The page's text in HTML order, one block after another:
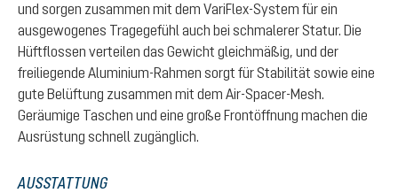
und sorgen zusammen mit dem VariFlex-System für ein
ausgewogenes Tragegefühl auch bei schmalerer Statur. Die
Hüftflossen verteilen das Gewicht gleichmäßig, und der
freiliegende Aluminium-Rahmen sorgt für Stabilität sowie eine
gute Belüftung zusammen mit dem Air-Spacer-Mesh.
Geräumige Taschen und eine große Frontöffnung machen die
Ausrüstung schnell zugänglich.
AUSSTATTUNG